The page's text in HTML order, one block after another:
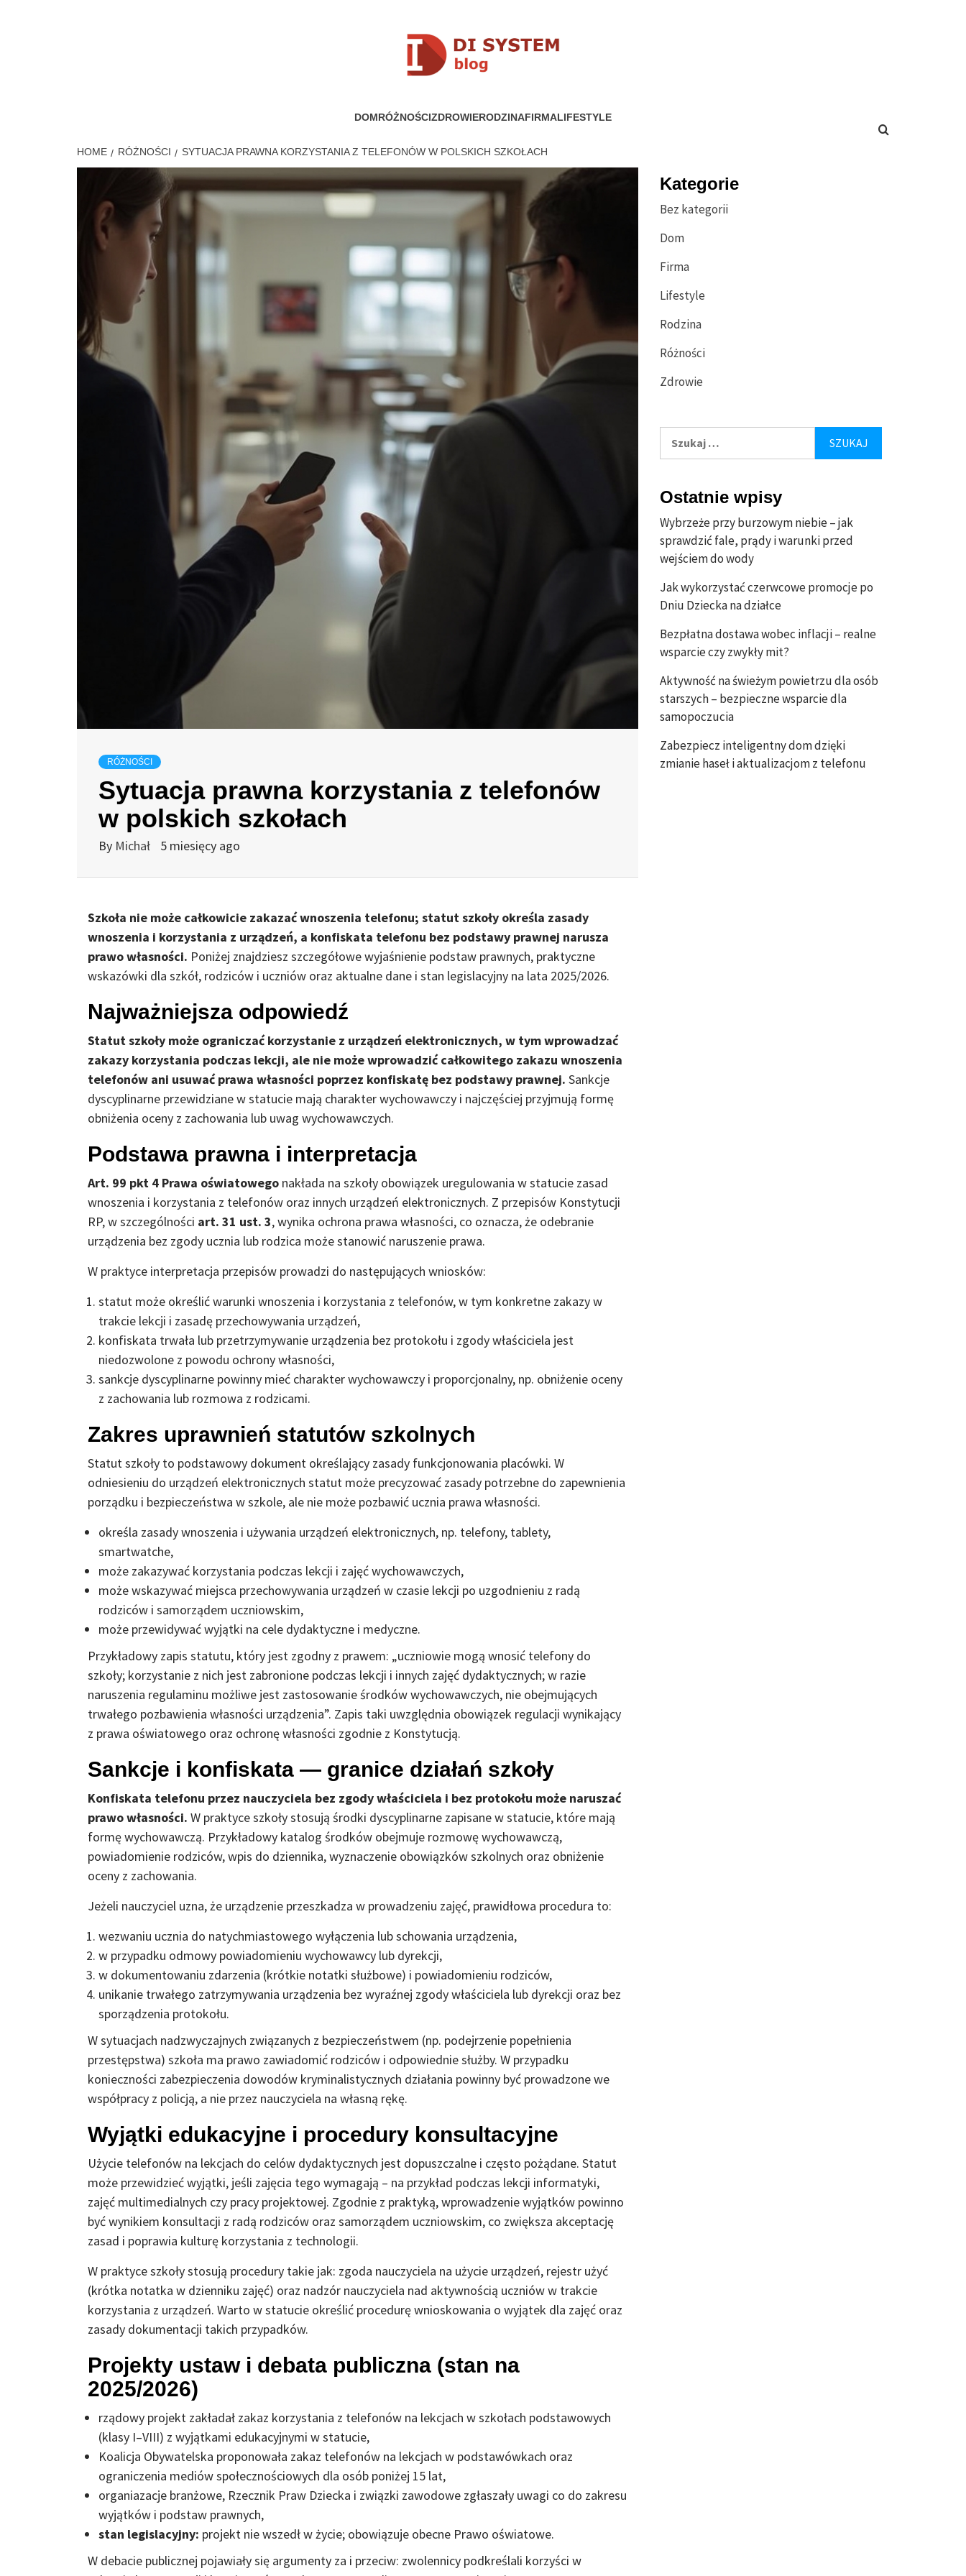
MÓJ SYSTEM
DOMRÓŻNOŚCIZDROWIERODZINAFIRMALIFESTYLE
HOME RÓŻNOŚCI SYTUACJA PRAWNA KORZYSTANIA Z TELEFONÓW W POLSKICH SZKOŁACH
RÓŻNOŚCI
Sytuacja prawna korzystania z telefonów
w polskich szkołach
By Michał 5 miesięcy ago
Szkoła nie może całkowicie zakazać wnoszenia telefonu; statut szkoły określa zasady
wnoszenia i korzystania z urządzeń, a konfiskata telefonu bez podstawy prawnej narusza
prawo własności. Poniżej znajdziesz szczegółowe wyjaśnienie podstaw prawnych, praktyczne
wskazówki dla szkół, rodziców i uczniów oraz aktualne dane i stan legislacyjny na lata 2025/2026.
Najważniejsza odpowiedź
Statut szkoły może ograniczać korzystanie z urządzeń elektronicznych, w tym wprowadzać
zakazy korzystania podczas lekcji, ale nie może wprowadzić całkowitego zakazu wnoszenia
telefonów ani usuwać prawa własności poprzez konfiskatę bez podstawy prawnej. Sankcje
dyscyplinarne przewidziane w statucie mają charakter wychowawczy i najczęściej przyjmują formę
obniżenia oceny z zachowania lub uwag wychowawczych.
Podstawa prawna i interpretacja
Art. 99 pkt 4 Prawa oświatowego nakłada na szkoły obowiązek uregulowania w statucie zasad
wnoszenia i korzystania z telefonów oraz innych urządzeń elektronicznych. Z przepisów Konstytucji
RP, w szczególności art. 31 ust. 3, wynika ochrona prawa własności, co oznacza, że odebranie
urządzenia bez zgody ucznia lub rodzica może stanowić naruszenie prawa.
W praktyce interpretacja przepisów prowadzi do następujących wniosków:
statut może określić warunki wnoszenia i korzystania z telefonów, w tym konkretne zakazy w
trakcie lekcji i zasadę przechowywania urządzeń,
konfiskata trwała lub przetrzymywanie urządzenia bez protokołu i zgody właściciela jest
niedozwolone z powodu ochrony własności,
sankcje dyscyplinarne powinny mieć charakter wychowawczy i proporcjonalny, np. obniżenie oceny
z zachowania lub rozmowa z rodzicami.
Zakres uprawnień statutów szkolnych
Statut szkoły to podstawowy dokument określający zasady funkcjonowania placówki. W
odniesieniu do urządzeń elektronicznych statut może precyzować zasady potrzebne do zapewnienia
porządku i bezpieczeństwa w szkole, ale nie może pozbawić ucznia prawa własności.
określa zasady wnoszenia i używania urządzeń elektronicznych, np. telefony, tablety,
smartwatche,
może zakazywać korzystania podczas lekcji i zajęć wychowawczych,
może wskazywać miejsca przechowywania urządzeń w czasie lekcji po uzgodnieniu z radą
rodziców i samorządem uczniowskim,
może przewidywać wyjątki na cele dydaktyczne i medyczne.
Przykładowy zapis statutu, który jest zgodny z prawem: „uczniowie mogą wnosić telefony do
szkoły; korzystanie z nich jest zabronione podczas lekcji i innych zajęć dydaktycznych; w razie
naruszenia regulaminu możliwe jest zastosowanie środków wychowawczych, nie obejmujących
trwałego pozbawienia własności urządzenia”. Zapis taki uwzględnia obowiązek regulacji wynikający
z prawa oświatowego oraz ochronę własności zgodnie z Konstytucją.
Sankcje i konfiskata — granice działań szkoły
Konfiskata telefonu przez nauczyciela bez zgody właściciela i bez protokołu może naruszać
prawo własności. W praktyce szkoły stosują środki dyscyplinarne zapisane w statucie, które mają
formę wychowawczą. Przykładowy katalog środków obejmuje rozmowę wychowawczą,
powiadomienie rodziców, wpis do dziennika, wyznaczenie obowiązków szkolnych oraz obniżenie
oceny z zachowania.
Jeżeli nauczyciel uzna, że urządzenie przeszkadza w prowadzeniu zajęć, prawidłowa procedura to:
wezwaniu ucznia do natychmiastowego wyłączenia lub schowania urządzenia,
w przypadku odmowy powiadomieniu wychowawcy lub dyrekcji,
w dokumentowaniu zdarzenia (krótkie notatki służbowe) i powiadomieniu rodziców,
unikanie trwałego zatrzymywania urządzenia bez wyraźnej zgody właściciela lub dyrekcji oraz bez
sporządzenia protokołu.
W sytuacjach nadzwyczajnych związanych z bezpieczeństwem (np. podejrzenie popełnienia
przestępstwa) szkoła ma prawo zawiadomić rodziców i odpowiednie służby. W przypadku
konieczności zabezpieczenia dowodów kryminalistycznych działania powinny być prowadzone we
współpracy z policją, a nie przez nauczyciela na własną rękę.
Wyjątki edukacyjne i procedury konsultacyjne
Użycie telefonów na lekcjach do celów dydaktycznych jest dopuszczalne i często pożądane. Statut
może przewidzieć wyjątki, jeśli zajęcia tego wymagają – na przykład podczas lekcji informatyki,
zajęć multimedialnych czy pracy projektowej. Zgodnie z praktyką, wprowadzenie wyjątków powinno
być wynikiem konsultacji z radą rodziców oraz samorządem uczniowskim, co zwiększa akceptację
zasad i poprawia kulturę korzystania z technologii.
W praktyce szkoły stosują procedury takie jak: zgoda nauczyciela na użycie urządzeń, rejestr użyć
(krótka notatka w dzienniku zajęć) oraz nadzór nauczyciela nad aktywnością uczniów w trakcie
korzystania z urządzeń. Warto w statucie określić procedurę wnioskowania o wyjątek dla zajęć oraz
zasady dokumentacji takich przypadków.
Projekty ustaw i debata publiczna (stan na
2025/2026)
rządowy projekt zakładał zakaz korzystania z telefonów na lekcjach w szkołach podstawowych
(klasy I–VIII) z wyjątkami edukacyjnymi w statucie,
Koalicja Obywatelska proponowała zakaz telefonów na lekcjach w podstawówkach oraz
ograniczenia mediów społecznościowych dla osób poniżej 15 lat,
organiazacje branżowe, Rzecznik Praw Dziecka i związki zawodowe zgłaszały uwagi co do zakresu
wyjątków i podstaw prawnych,
stan legislacyjny: projekt nie wszedł w życie; obowiązuje obecne Prawo oświatowe.
W debacie publicznej pojawiały się argumenty za i przeciw: zwolennicy podkreślali korzyści w
Kategorie
Bez kategorii
Dom
Firma
Lifestyle
Rodzina
Różności
Zdrowie
Ostatnie wpisy
Wybrzeże przy burzowym niebie – jak
sprawdzić fale, prądy i warunki przed
wejściem do wody
Jak wykorzystać czerwcowe promocje po
Dniu Dziecka na działce
Bezpłatna dostawa wobec inflacji – realne
wsparcie czy zwykły mit?
Aktywność na świeżym powietrzu dla osób
starszych – bezpieczne wsparcie dla
samopoczucia
Zabezpiecz inteligentny dom dzięki
zmianie haseł i aktualizacjom z telefonu